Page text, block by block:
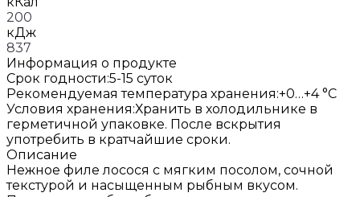
200
кДж
837
Информация о продукте
Срок годности:5-15 суток
Рекомендуемая температура хранения:+0…+4 °C
Условия хранения:Хранить в холодильнике в
герметичной упаковке. После вскрытия
употребить в кратчайшие сроки.
Описание
Нежное филе лосося с мягким посолом, сочной
текстурой и насыщенным рыбным вкусом.